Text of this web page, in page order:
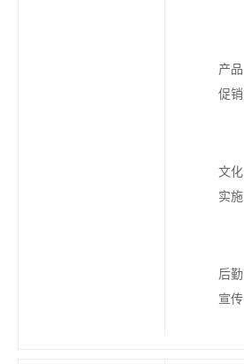
产品
促销
文化
实施
后勤
宣传